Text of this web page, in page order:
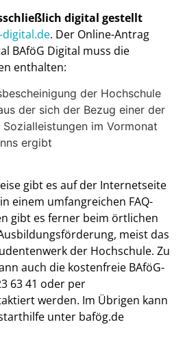
digital gestellt
digital.de. Der Online-Antrag
BAföG Digital muss die
enthalten:
der Hochschule
der sich der Bezug einer der
im Vormonat
ergibt
gibt es auf der Internetseite
einem umfangreichen FAQ-
gibt es ferner beim örtlichen
meist das
der Hochschule. Zu
auch die kostenfreie BAföG-
63 41 oder per
werden. Im Übrigen kann
unter bafög.de